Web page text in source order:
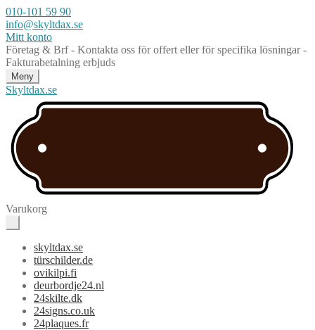
010-101 59 90
info@skyltdax.se
Mitt konto
Företag & Brf - Kontakta oss för offert eller för specifika lösningar -
Fakturabetalning erbjuds
Meny
Skyltdax.se
Varukorg
skyltdax.se
türschilder.de
ovikilpi.fi
deurbordje24.nl
24skilte.dk
24signs.co.uk
24plaques.fr